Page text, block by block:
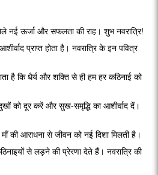
नई ऊर्जा और सफलता की राह। शुभ नवरात्रि!
प्राप्त होता है। नवरात्रि के इन पवित्र
है कि धैर्य और शक्ति से ही हम हर कठिनाई को
को दूर करें और सुख-समृद्धि का आशीर्वाद दें।
की आराधना से जीवन को नई दिशा मिलती है।
से लड़ने की प्रेरणा देते हैं। नवरात्रि की